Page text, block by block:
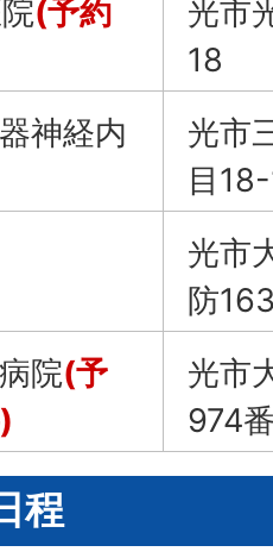
(予約
光市
18
神経内
光市
目
光市
防
院(予
光市
974
程